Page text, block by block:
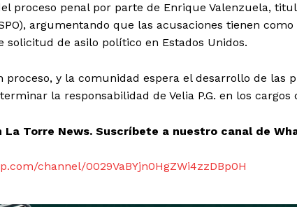
proceso penal por parte de Enrique Valenzuela,
argumentando que las acusaciones tienen
solicitud de asilo político en Estados Unidos.
proceso, y la comunidad espera el desarrollo de las
la responsabilidad de Velia P.G. en los cargos
La Torre News. Suscríbete a nuestro canal de
channel/0029VaBYjn0HgZWi4zzDBp0H